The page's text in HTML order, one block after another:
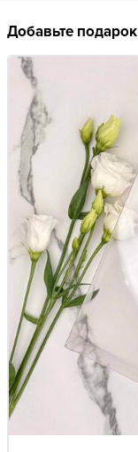
Добавьте подарок